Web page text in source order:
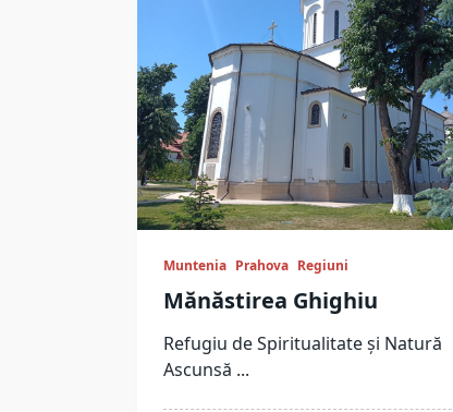
Muntenia Prahova Regiuni
Mănăstirea Ghighiu
Refugiu de Spiritualitate și Natură
Ascunsă ...